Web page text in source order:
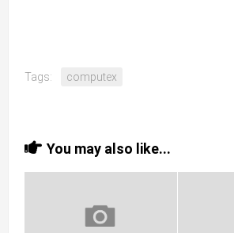
Tags: computex
You may also like...